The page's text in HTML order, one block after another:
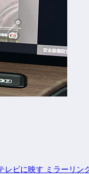
レビに映す ミラーリ